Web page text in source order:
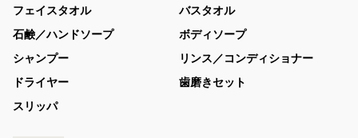
フェイスタオル
バスタオル
石鹸／ハンドソープ
ボディソープ
シャンプー
リンス／コンディショナー
ドライヤー
歯磨きセット
スリッパ